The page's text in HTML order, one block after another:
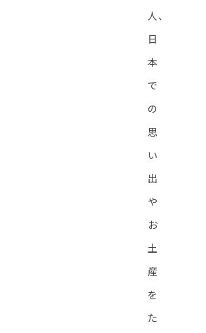
人、
日
本
で
の
思
い
出
や
お
土
産
を
た